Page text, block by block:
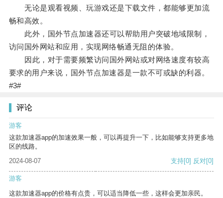
无论是观看视频、玩游戏还是下载文件，都能够更加流
畅和高效。
此外，国外节点加速器还可以帮助用户突破地域限制，
访问国外网站和应用，实现网络畅通无阻的体验。
因此，对于需要频繁访问国外网站或对网络速度有较高
要求的用户来说，国外节点加速器是一款不可或缺的利器。
#3#
评论
游客
这款加速器app的加速效果一般，可以再提升一下，比如能够支持更多地
区的线路。
2024-08-07
支持[0] 反对[0]
游客
这款加速器app的价格有点贵，可以适当降低一些，这样会更加亲民。